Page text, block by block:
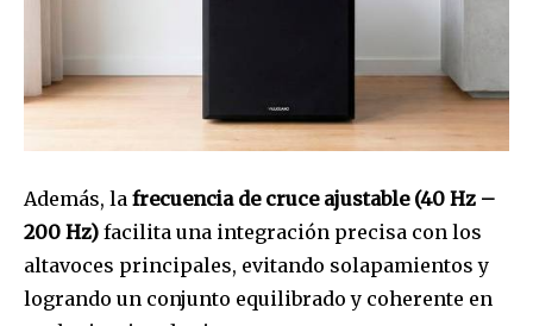
Además, la frecuencia de cruce ajustable (40 Hz –
200 Hz) facilita una integración precisa con los
altavoces principales, evitando solapamientos y
logrando un conjunto equilibrado y coherente en